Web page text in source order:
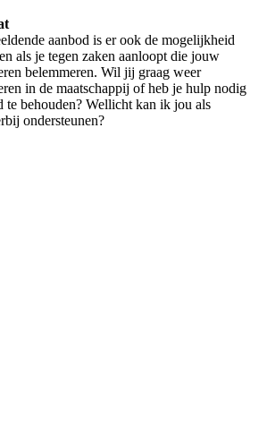
aanbod is er ook de mogelijkheid
als je tegen zaken aanloopt die jouw
belemmeren. Wil jij graag weer
in de maatschappij of heb je hulp nodig
te behouden? Wellicht kan ik jou als
ondersteunen?